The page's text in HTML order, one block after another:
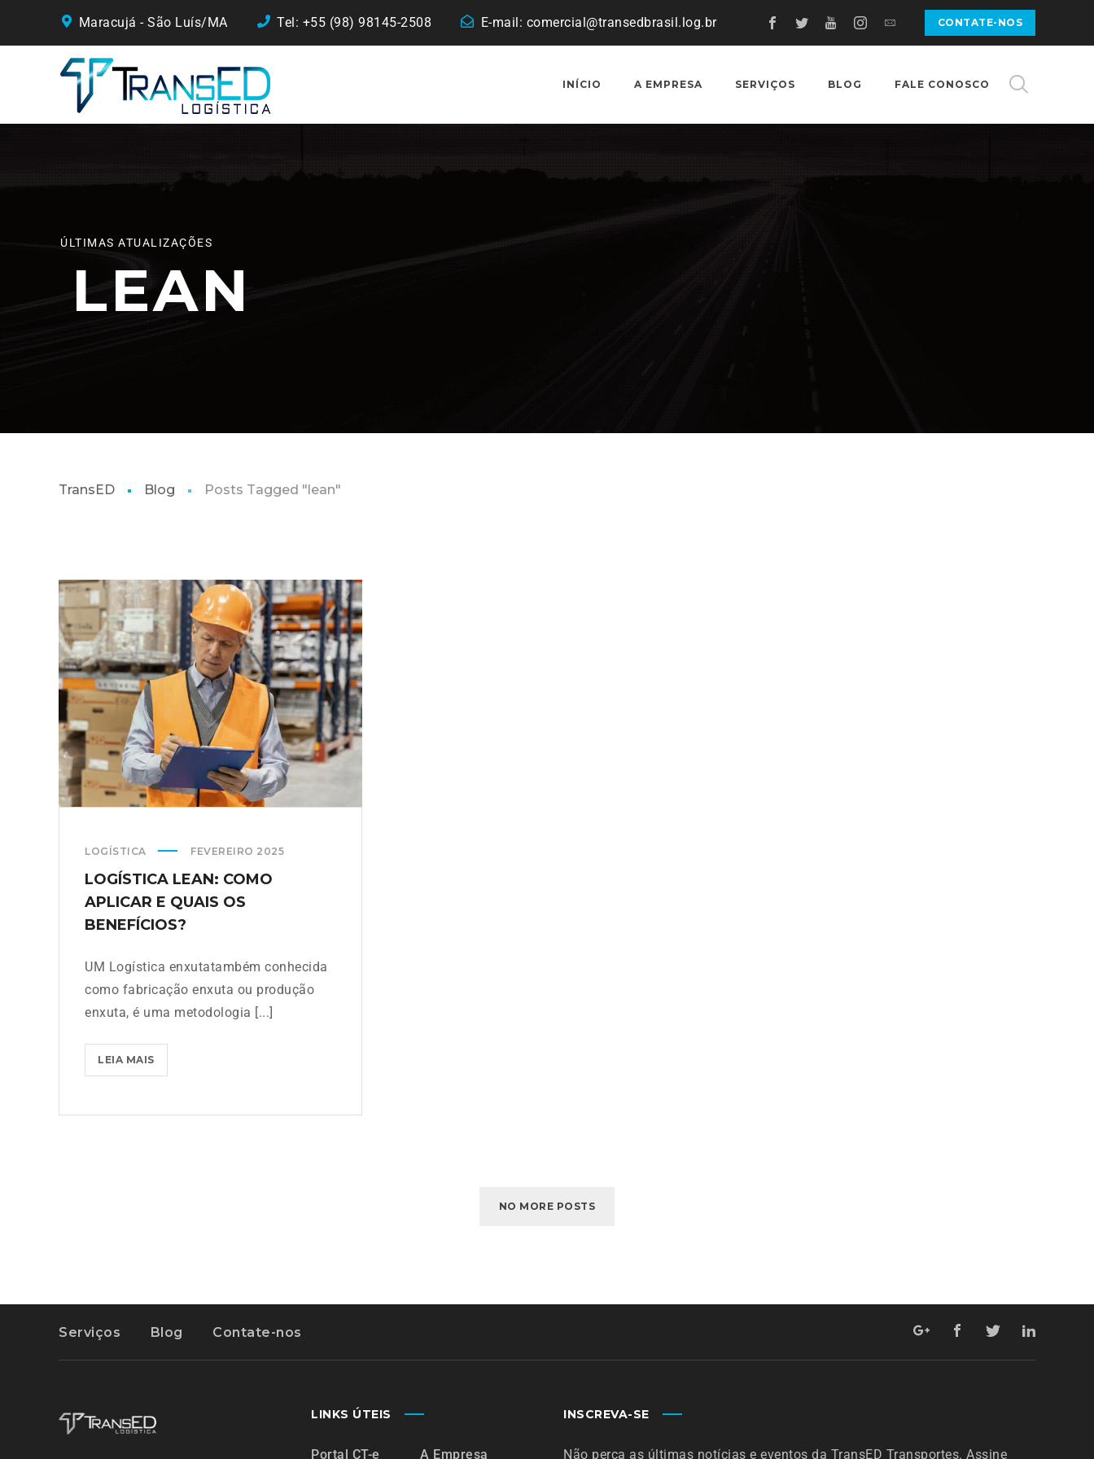
Maracujá - São Luís/MA Tel: +55 (98) 98145-2508 E-mail: comercial@transedbrasil.log.br CONTATE-NOS
INÍCIO A EMPRESA SERVIÇOS BLOG FALE CONOSCO
ÚLTIMAS ATUALIZAÇÕES
LEAN
TransED Blog Posts Tagged "lean"
LOGÍSTICA FEVEREIRO 2025
LOGÍSTICA LEAN: COMO
APLICAR E QUAIS OS
BENEFÍCIOS?
UM Logística enxutatambém conhecida
como fabricação enxuta ou produção
enxuta, é uma metodologia [...]
LEIA MAIS
NO MORE POSTS
Serviços Blog Contate-nos
LINKS ÚTEIS
Portal CT-e A Empresa
INSCREVA-SE
Não perca as últimas notícias e eventos da TransED Transportes. Assine